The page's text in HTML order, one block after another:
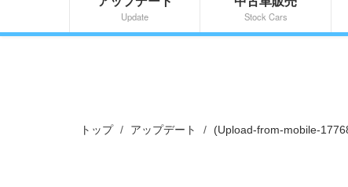
Update Stock Cars
トップ アップデート (Upload-from-mobile-